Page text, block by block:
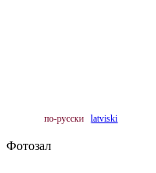
по-русски latviski
Фотозал